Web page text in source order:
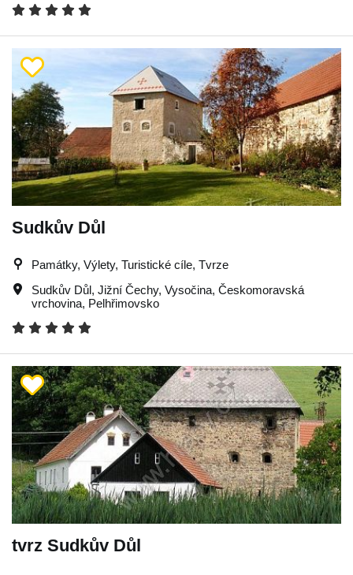
Sudkův Důl
Památky, Výlety, Turistické cíle, Tvrze
Sudkův Důl, Jižní Čechy, Vysočina, Českomoravská
vrchovina, Pelhřimovsko
tvrz Sudkův Důl